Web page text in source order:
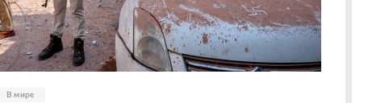
В мире